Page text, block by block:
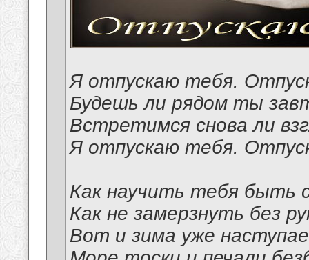
Я отпускаю тебя.
Будешь ли рядом ты
Встретимся снова ли
Я отпускаю тебя.
Как научить тебя быть
Как не замерзнуть без
Вот и зима уже